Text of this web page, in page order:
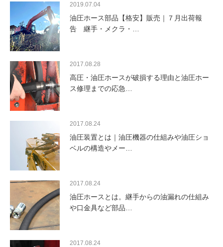
2019.07.04
油圧ホース部品【格安】販売｜７月出荷報
告 継手・メクラ・…
2017.08.28
高圧・油圧ホースが破損する理由と油圧ホー
ス修理までの応急…
2017.08.24
油圧装置とは｜油圧機器の仕組みや油圧ショ
ベルの構造やメー…
2017.08.24
油圧ホースとは。継手からの油漏れの仕組み
や口金具など部品…
2017.08.24